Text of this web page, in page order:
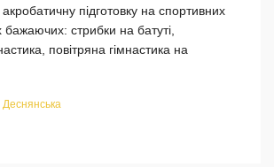
підготовку на спортивних
бажаючих: стрибки на батуті,
повітряна гімнастика на
Деснянська